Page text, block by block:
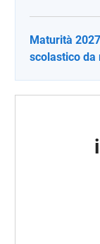
Maturità
scolastico da